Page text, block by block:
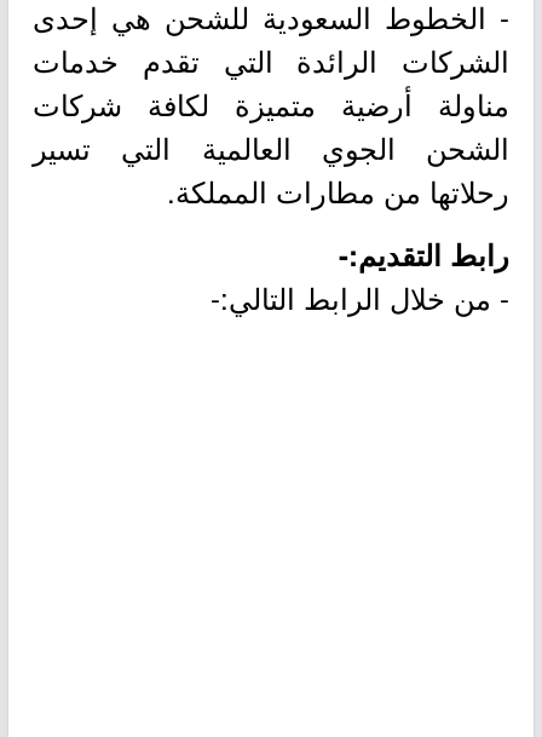
- الخطوط السعودية للشحن هي إحدى
الشركات الرائدة التي تقدم خدمات
مناولة أرضية متميزة لكافة شركات
الشحن الجوي العالمية التي تسير
رحلاتها من مطارات المملكة.
رابط التقديم:-
- من خلال الرابط التالي:-